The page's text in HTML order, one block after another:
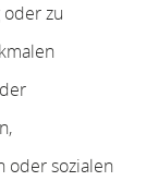
zu
oder sozialen